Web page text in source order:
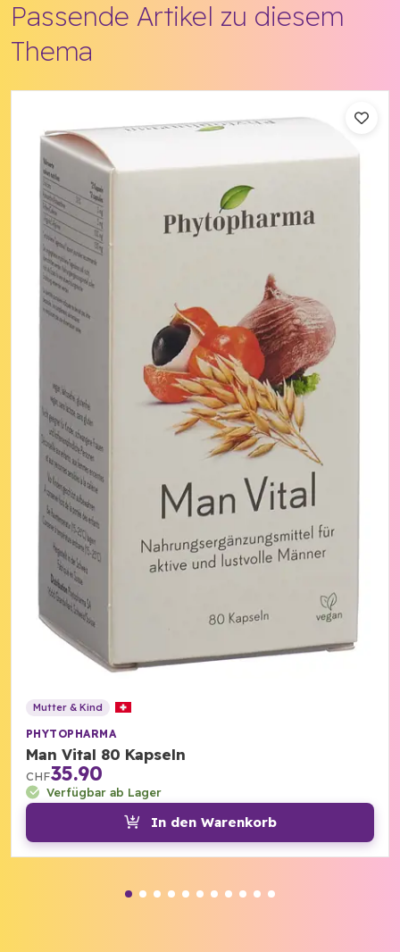
Passende Artikel zu diesem
Thema
Mutter & Kind
PHYTOPHARMA
Man Vital 80 Kapseln
CHF35.90
Verfügbar ab Lager
In den Warenkorb